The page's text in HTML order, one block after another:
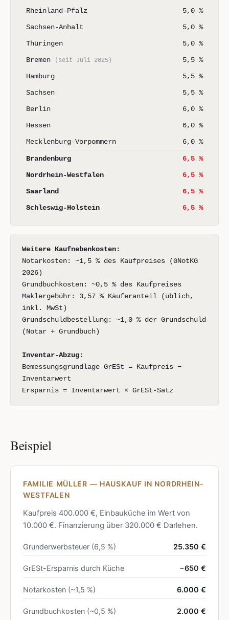
Rheinland-Pfalz
5,0 %
Sachsen-Anhalt
5,0 %
Thüringen
5,0 %
Bremen
(seit Juli 2025)
5,5 %
Hamburg
5,5 %
Sachsen
5,5 %
Berlin
6,0 %
Hessen
6,0 %
Mecklenburg-Vorpommern
6,0 %
Brandenburg
6,5 %
Nordrhein-Westfalen
6,5 %
Saarland
6,5 %
Schleswig-Holstein
6,5 %
Weitere Kaufnebenkosten:
Notarkosten: ~1,5 % des Kaufpreises (GNotKG
2026)
Grundbuchkosten: ~0,5 % des Kaufpreises
Maklergebühr: 3,57 % Käuferanteil (üblich,
inkl. MwSt)
Grundschuldbestellung: ~1,0 % der Grundschuld
(Notar + Grundbuch)
Inventar-Abzug:
Bemessungsgrundlage GrESt = Kaufpreis −
Inventarwert
Ersparnis = Inventarwert × GrESt-Satz
Beispiel
FAMILIE MÜLLER — HAUSKAUF IN NORDRHEIN-
WESTFALEN
Kaufpreis 400.000 €, Einbauküche im Wert von
10.000 €. Finanzierung über 320.000 € Darlehen.
Grunderwerbsteuer (6,5 %) 25.350 €
GrESt-Ersparnis durch Küche −650 €
Notarkosten (~1,5 %) 6.000 €
Grundbuchkosten (~0,5 %) 2.000 €